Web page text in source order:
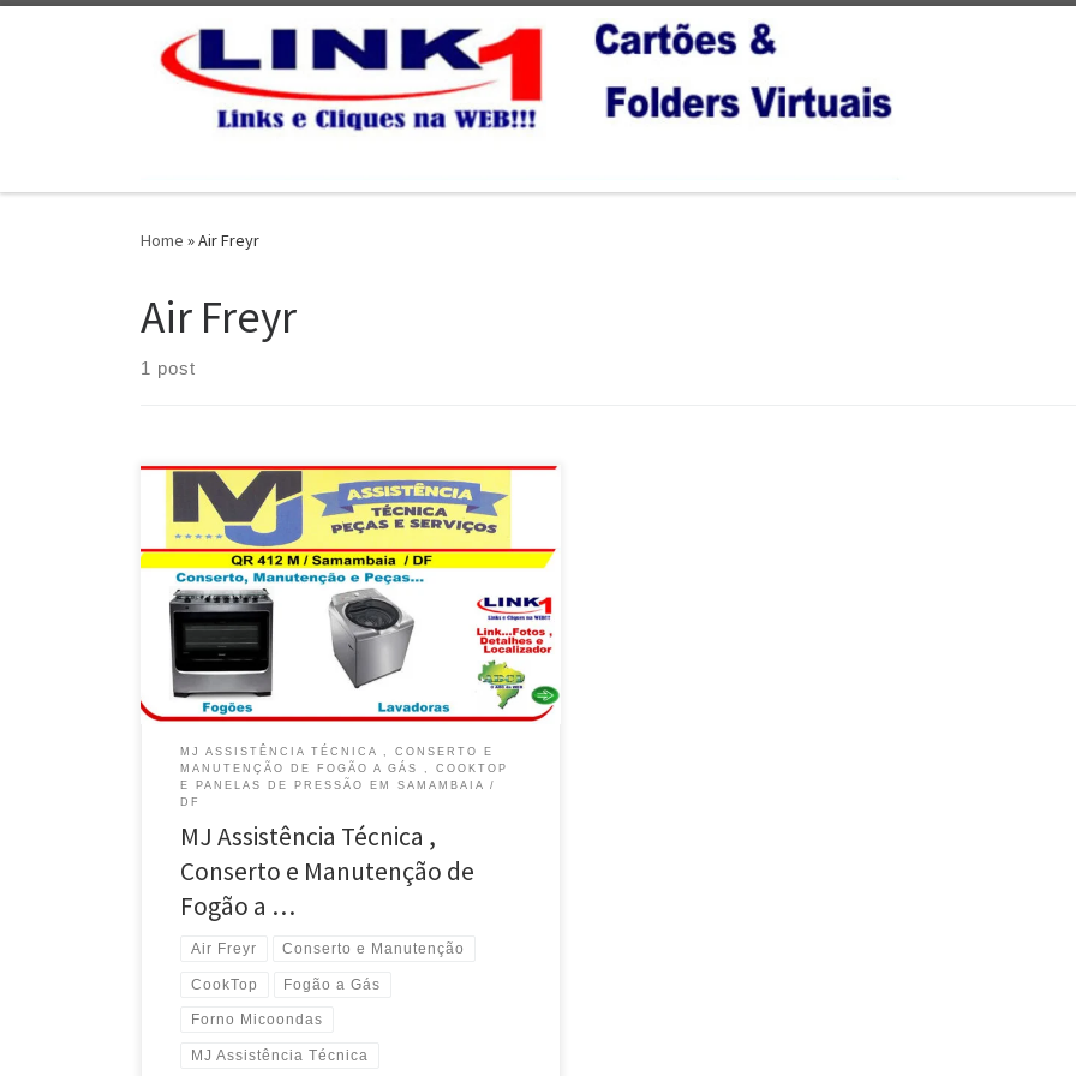
Home »Air Freyr
Air Freyr
1 post
MJ ASSISTÊNCIA TÉCNICA , CONSERTO E
MANUTENÇÃO DE FOGÃO A GÁS , COOKTOP
E PANELAS DE PRESSÃO EM SAMAMBAIA /
DF
MJ Assistência Técnica ,
Conserto e Manutenção de
Fogão a …
Air Freyr Conserto e Manutenção
CookTop Fogão a Gás
Forno Micoondas
MJ Assistência Técnica